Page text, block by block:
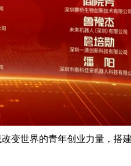
变世界的青年创业力量，